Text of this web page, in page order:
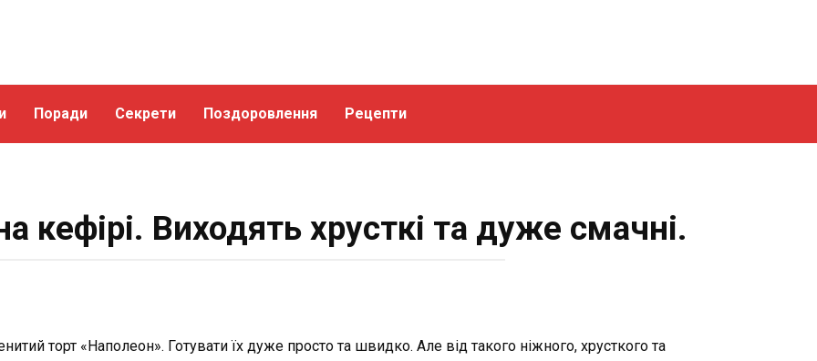
Поради Секрети Поздоровлення Рецепти
кефірі. Виходять хрусткі та дуже смачні.
торт «Наполеон». Готувати їх дуже просто та швидко. Але від такого ніжного, хрусткого та